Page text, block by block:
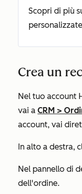
Scopri di più
Crea un
Nel tuo account
vai a CRM >
account, vai
In alto a destra,
Nel pannello di
dell'ordine.